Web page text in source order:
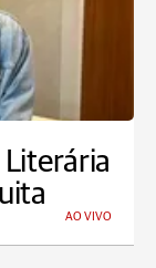
Literária
AO VIVO